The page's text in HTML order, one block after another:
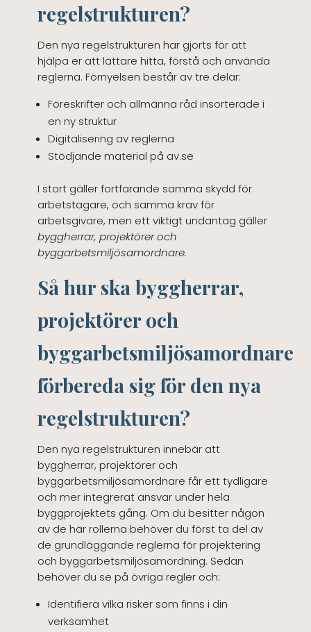
regelstrukturen?
Den nya regelstrukturen har gjorts för att
hjälpa er att lättare hitta, förstå och använda
reglerna. Förnyelsen består av tre delar:
Föreskrifter och allmänna råd insorterade i
en ny struktur
Digitalisering av reglerna
Stödjande material på av.se
I stort gäller fortfarande samma skydd för
arbetstagare, och samma krav för
arbetsgivare, men ett viktigt undantag gäller
byggherrar, projektörer och
byggarbetsmiljösamordnare.
Så hur ska byggherrar,
projektörer och
byggarbetsmiljösamordnare
förbereda sig för den nya
regelstrukturen?
Den nya regelstrukturen innebär att
byggherrar, projektörer och
byggarbetsmiljösamordnare får ett tydligare
och mer integrerat ansvar under hela
byggprojektets gång. Om du besitter någon
av de här rollerna behöver du först ta del av
de grundläggande reglerna för projektering
och byggarbetsmiljösamordning. Sedan
behöver du se på övriga regler och:
Identifiera vilka risker som finns i din
verksamhet